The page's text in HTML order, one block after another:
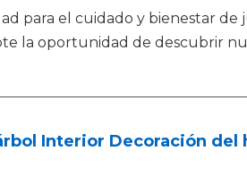
para el cuidado y bienestar de
la oportunidad de descubrir
Interior Decoración del